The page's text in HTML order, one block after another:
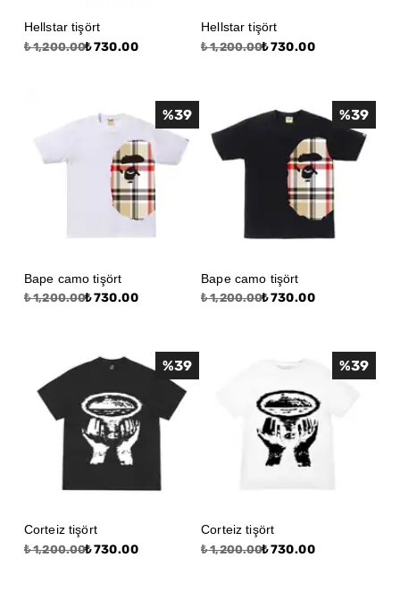
Hellstar tişört
₺ 1,200.00₺ 730.00
Hellstar tişört
₺ 1,200.00₺ 730.00
Bape camo tişört
₺ 1,200.00₺ 730.00
%39
Bape camo tişört
₺ 1,200.00₺ 730.00
%39
Corteiz tişört
₺ 1,200.00₺ 730.00
%39
Corteiz tişört
₺ 1,200.00₺ 730.00
%39